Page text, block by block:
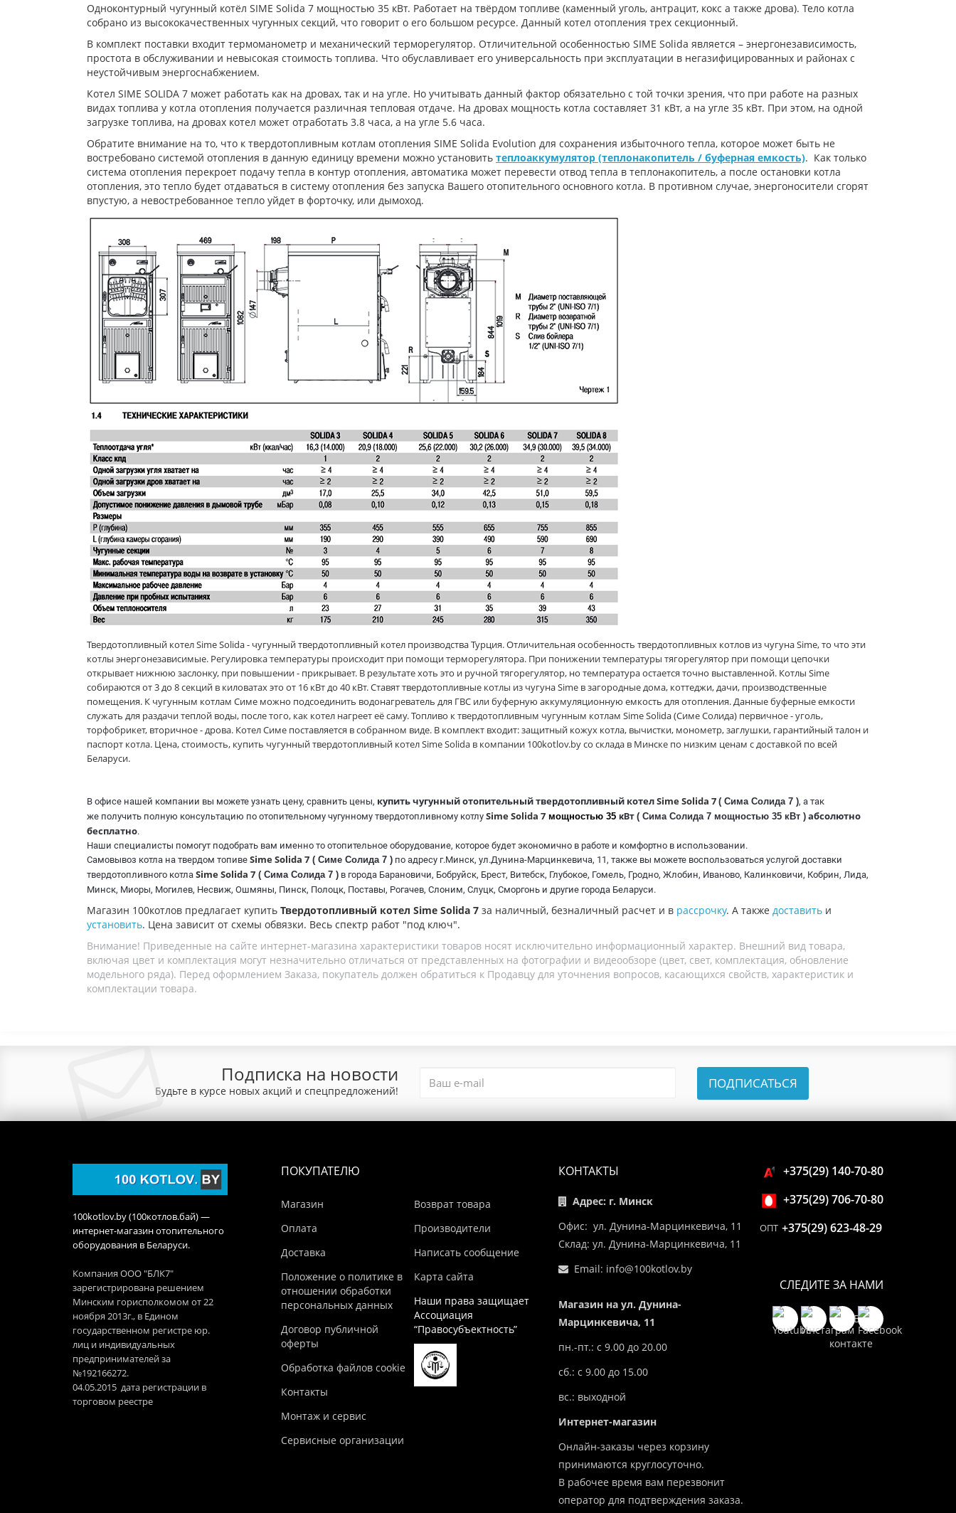
Одноконтурный чугунный котёл SIME Solida 7 мощностью 35 кВт. Работает на твёрдом топливе (каменный уголь, антрацит, кокс а также дрова). Тело котла
собрано из высококачественных чугунных секций, что говорит о его большом ресурсе. Данный котел отопления трех секционный.
В комплект поставки входит термоманометр и механический терморегулятор. Отличительной особенностью SIME Solida является – энергонезависимость,
простота в обслуживании и невысокая стоимость топлива. Что обуславливает его универсальность при эксплуатации в негазифицированных и районах с
неустойчивым энергоснабжением.
Котел SIME SOLIDA 7 может работать как на дровах, так и на угле. Но учитывать данный фактор обязательно с той точки зрения, что при работе на разных
видах топлива у котла отопления получается различная тепловая отдаче. На дровах мощность котла составляет 31 кВт, а на угле 35 кВт. При этом, на одной
загрузке топлива, на дровах котел может отработать 3.8 часа, а на угле 5.6 часа.
Обратите внимание на то, что к твердотопливным котлам отопления SIME Solida Evolution для сохранения избыточного тепла, которое может быть не
востребовано системой отопления в данную единицу времени можно установить теплоаккумулятор (теплонакопитель / буферная емкость). Как только
система отопления перекроет подачу тепла в контур отопления, автоматика может перевести отвод тепла в теплонакопитель, а после остановки котла
отопления, это тепло будет отдаваться в систему отопления без запуска Вашего отопительного основного котла. В противном случае, энергоносители сгорят
впустую, а невостребованное тепло уйдет в форточку, или дымоход.
Твердотопливный котел Sime Solida - чугунный твердотопливный котел производства Турция. Отличительная особенность твердотопливных котлов из чугуна Sime, то что эти
котлы энергонезависимые. Регулировка температуры происходит при помощи терморегулятора. При понижении температуры тягорегулятор при помощи цепочки
открывает нижнюю заслонку, при повышении - прикрывает. В результате хоть это и ручной тягорегулятор, но температура остается точно выставленной. Котлы Sime
собираются от 3 до 8 секций в киловатах это от 16 кВт до 40 кВт. Ставят твердотопливные котлы из чугуна Sime в загородные дома, коттеджи, дачи, производственные
помещения. К чугунным котлам Симе можно подсоединить водонагреватель для ГВС или буферную аккумуляционную емкость для отопления. Данные буферные емкости
служать для раздачи теплой воды, после того, как котел нагреет её саму. Топливо к твердотопливным чугунным котлам Sime Solida (Симе Солида) первичное - уголь,
торфобрикет, вторичное - дрова. Котел Симе поставляется в собранном виде. В комплект входит: защитный кожух котла, вычистки, монометр, заглушки, гарантийный талон и
паспорт котла. Цена, стоимость, купить чугунный твердотопливный котел Sime Solida в компании 100kotlov.by со склада в Минске по низким ценам с доставкой по всей
Беларуси.
В офисе нашей компании вы можете узнать цену, сравнить цены, купить чугунный отопительный твердотопливный котелSime Solida 7 ( Сима Солида 7 ), а так
же получить полную консультацию по отопительному чугунному твердотопливному котлу Sime Solida 7 мощностью 35 кВт ( Сима Солида 7 мощностью 35 кВт ) абсолютно
бесплатно.
Наши специалисты помогут подобрать вам именно то отопительное оборудование, которое будет экономично в работе и комфортно в использовании.
Самовывоз котла на твердом топиве Sime Solida 7 ( Симе Солида 7 ) по адресу г.Минск, ул.Дунина-Марцинкевича, 11, также вы можете воспользоваться услугой доставки
твердотопливного котла Sime Solida 7 ( Сима Солида 7 ) в города Барановичи, Бобруйск, Брест, Витебск, Глубокое, Гомель, Гродно, Жлобин, Иваново, Калинковичи, Кобрин, Лида,
Минск, Миоры, Могилев, Несвиж, Ошмяны, Пинск, Полоцк, Поставы, Рогачев, Слоним, Слуцк, Сморгонь и другие города Беларуси.
Магазин 100котлов предлагает купить Твердотопливный котел Sime Solida 7 за наличный, безналичный расчет и в рассрочку. А также доставить и
установить. Цена зависит от схемы обвязки. Весь спектр работ "под ключ".
Внимание! Приведенные на сайте интернет-магазина характеристики товаров носят исключительно информационный характер. Внешний вид товара,
включая цвет и комплектация могут незначительно отличаться от представленных на фотографии и видеообзоре (цвет, свет, комплектация, обновление
модельного ряда). Перед оформлением Заказа, покупатель должен обратиться к Продавцу для уточнения вопросов, касающихся свойств, характеристик и
комплектации товара.
Подписка на новости
Будьте в курсе новых акций и спецпредложений! ПОДПИСАТЬСЯ
100kotlov.by (100котлов.бай) —
интернет-магазин отопительного
оборудования в Беларуси.
Компания ООО "БЛК7"
зарегистрирована решением
Минским горисполкомом от 22
ноября 2013г., в Едином
государственном регистре юр.
лиц и индивидуальных
предпринимателей за
№192166272.
04.05.2015 дата регистрации в
торговом реестре
ПОКУПАТЕЛЮ
Магазин
Оплата
Доставка
Положение о политике в
отношении обработки
персональных данных
Договор публичной
оферты
Обработка файлов cookie
Контакты
Монтаж и сервис
Сервисные организации
Возврат товара
Производители
Написать сообщение
Карта сайта
Наши права защищает
Ассоциация
“Правосубъектность”
КОНТАКТЫ
Адрес: г. Минск
Офис: ул. Дунина-Марцинкевича, 11
Склад: ул. Дунина-Марцинкевича, 11
Email: info@100kotlov.by
Магазин на ул. Дунина-
Марцинкевича, 11
пн.-пт.: с 9.00 до 20.00
сб.: с 9.00 до 15.00
вс.: выходной
Интернет-магазин
Онлайн-заказы через корзину
принимаются круглосуточно.
В рабочее время вам перезвонит
оператор для подтверждения заказа.
+375(29) 140-70-80
+375(29) 706-70-80
ОПТ +375(29) 623-48-29
СЛЕДИТЕ ЗА НАМИ